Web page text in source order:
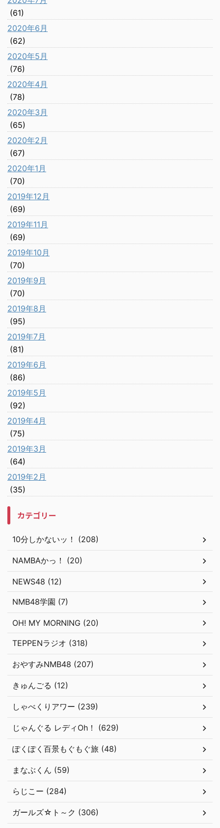
(61)
2020年6月
(62)
2020年5月
(76)
2020年4月
(78)
2020年3月
(65)
2020年2月
(67)
2020年1月
(70)
2019年12月
(69)
2019年11月
(69)
2019年10月
(70)
2019年9月
(70)
2019年8月
(95)
2019年7月
(81)
2019年6月
(86)
2019年5月
(92)
2019年4月
(75)
2019年3月
(64)
2019年2月
(35)
カテゴリー
10分しかないッ！ (208)
NAMBAかっ！ (20)
NEWS48 (12)
NMB48学園 (7)
OH! MY MORNING (20)
TEPPENラジオ (318)
おやすみNMB48 (207)
きゅんごる (12)
しゃべくりアワー (239)
じゃんぐる レディOh！ (629)
ぽくぽく百景もぐもぐ旅 (48)
まなぶくん (59)
らじこー (284)
ガールズ☆ト～ク (306)